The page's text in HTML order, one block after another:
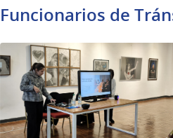
Funcionarios de